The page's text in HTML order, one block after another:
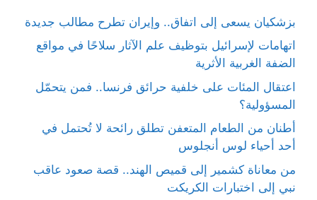
بزشكيان يسعى إلى اتفاق.. وإيران تطرح مطالب جديدة
اتهامات لإسرائيل بتوظيف علم الآثار سلاحًا في مواقع
الضفة الغربية الأثرية
اعتقال المئات على خلفية حرائق فرنسا.. فمن يتحمّل
المسؤولية؟
أطنان من الطعام المتعفن تطلق رائحة لا تُحتمل في
أحد أحياء لوس أنجلوس
من معاناة كشمير إلى قميص الهند.. قصة صعود عاقب
نبي إلى اختبارات الكريكت